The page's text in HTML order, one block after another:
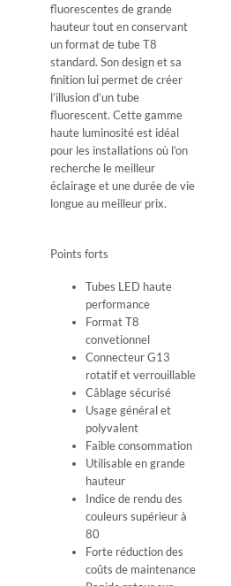
fluorescentes de grande
hauteur tout en conservant
un format de tube T8
standard. Son design et sa
finition lui permet de créer
l’illusion d’un tube
fluorescent. Cette gamme
haute luminosité est idéal
pour les installations où l’on
recherche le meilleur
éclairage et une durée de vie
longue au meilleur prix.
Points forts
Tubes LED haute
performance
Format T8
convetionnel
Connecteur G13
rotatif et verrouillable
Câblage sécurisé
Usage général et
polyvalent
Faible consommation
Utilisable en grande
hauteur
Indice de rendu des
couleurs supérieur à
80
Forte réduction des
coûts de maintenance